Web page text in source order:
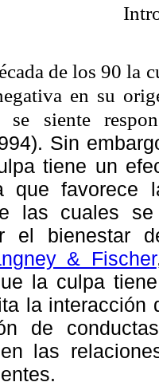
de los 90 la
en su
se siente
Sin
tiene un
que favorece
las cuales
el bienestar
& Fischer
la culpa
la interacción
de
las